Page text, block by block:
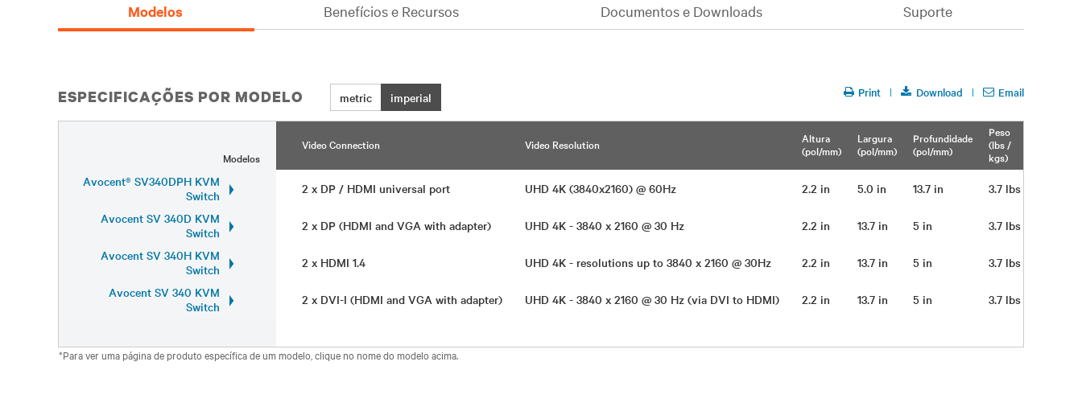
Modelos Benefícios e Recursos Documentos e Downloads Suporte
ESPECIFICAÇÕES POR MODELO metric imperial Print Download Email
Modelos
Video Connection Video Resolution
Altura
(pol/mm)
Largura
(pol/mm)
Profundidade
(pol/mm)
Peso
(lbs /
kgs)
Avocent® SV340DPH KVM
Switch
2 x DP / HDMI universal port UHD 4K (3840x2160) @ 60Hz 2.2 in 5.0 in 13.7 in
3.7 lbs
Avocent SV 340D KVM
Switch
2 x DP (HDMI and VGA with adapter) UHD 4K - 3840 x 2160 @ 30 Hz 2.2 in 13.7 in 5 in
3.7 lbs
Avocent SV 340H KVM
Switch
2 x HDMI 1.4 UHD 4K - resolutions up to 3840 x 2160 @ 30Hz 2.2 in 13.7 in 5 in
3.7 lbs
Avocent SV 340 KVM
Switch
2 x DVI-I (HDMI and VGA with adapter) UHD 4K - 3840 x 2160 @ 30 Hz (via DVI to HDMI) 2.2 in 13.7 in 5 in 3.7 lbs
*Para ver uma página de produto específica de um modelo, clique no nome do modelo acima.